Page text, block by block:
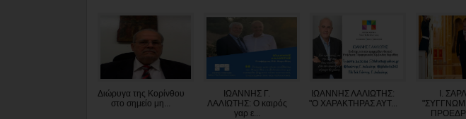
Διώρυγα της Κορίνθου
στο σημείο μη...
ΙΩΑΝΝΗΣ Γ.
ΛΑΛΙΩΤΗΣ: Ο καιρός
γαρ ε...
ΙΩΑΝΝΗΣ ΛΑΛΙΩΤΗΣ:
"O XAΡΑΚΤΗΡΑΣ ΑΥΤ...
Ι.